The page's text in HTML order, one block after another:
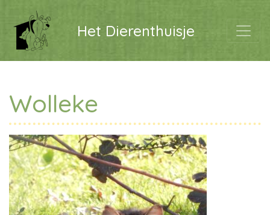
Het Dierenthuisje
Wolleke